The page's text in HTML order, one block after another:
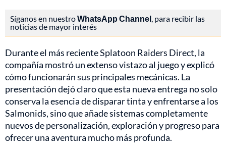
Síganos en nuestroWhatsApp Channel, para recibir las
noticias de mayor interés
Durante el más reciente Splatoon Raiders Direct, la
compañía mostró un extenso vistazo al juego y explicó
cómo funcionarán sus principales mecánicas. La
presentación dejó claro que esta nueva entrega no solo
conserva la esencia de disparar tinta y enfrentarse a los
Salmonids, sino que añade sistemas completamente
nuevos de personalización, exploración y progreso para
ofrecer una aventura mucho más profunda.